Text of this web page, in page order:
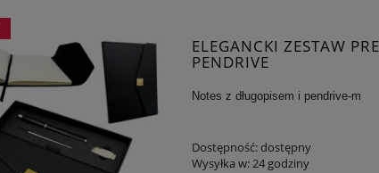
ELEGANCKI ZESTAW
PENDRIVE
Notes z długopisem i pendrive-m
Dostępność:dostępny
Wysyłka w:24 godziny